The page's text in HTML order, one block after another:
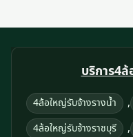
บริการ4
4ล้อใหญ่รับจ้างรางน้ำ ,
4ล้อใหญ่รับจ้างราชบุรี ,